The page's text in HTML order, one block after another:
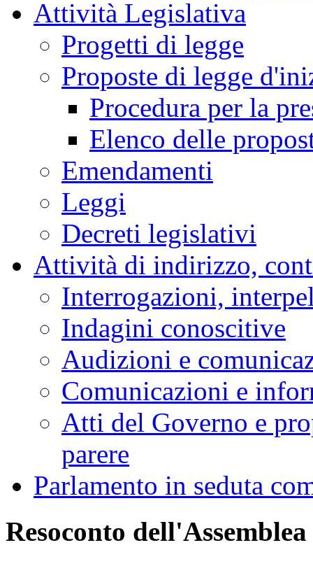
Attività Legislativa
Progetti di legge
Proposte di legge
Procedura per la
Elenco delle
Emendamenti
Leggi
Decreti legislativi
Attività di indirizzo,
Interrogazioni,
Indagini conoscitive
Audizioni e
Comunicazioni e
Atti del Governo e
parere
Parlamento in seduta
Resoconto dell'Assemblea